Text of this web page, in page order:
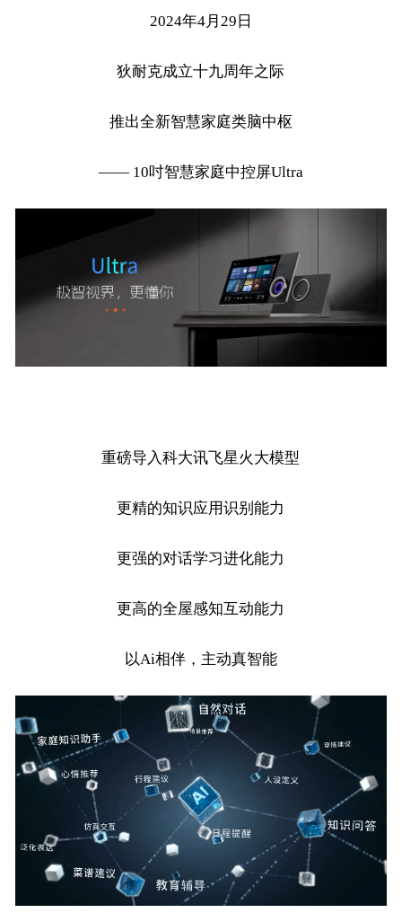
2024年4月29日
狄耐克成立十九周年之际
推出全新智慧家庭类脑中枢
—— 10吋智慧家庭中控屏Ultra
重磅导入科大讯飞星火大模型
更精的知识应用识别能力
更强的对话学习进化能力
更高的全屋感知互动能力
以Ai相伴，主动真智能